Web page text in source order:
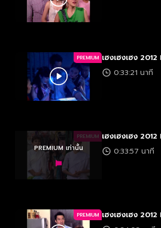
PREMIUM เฮงเฮงเฮง 2012
0:33:21 นาที
PREMIUM
PREMIUM เท่านั้น
เฮงเฮงเฮง 2012
0:33:57 นาที
PREMIUM เฮงเฮงเฮง 2012